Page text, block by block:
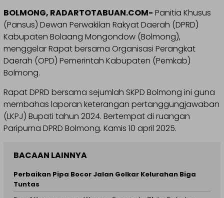
BOLMONG, RADARTOTABUAN.COM- Panitia Khusus
(Pansus) Dewan Perwakilan Rakyat Daerah (DPRD)
Kabupaten Bolaang Mongondow (Bolmong),
menggelar Rapat bersama Organisasi Perangkat
Daerah (OPD) Pemerintah Kabupaten (Pemkab)
Bolmong.
Rapat DPRD bersama sejumlah SKPD Bolmong ini guna
membahas laporan keterangan pertanggungjawaban
(LKPJ) Bupati tahun 2024. Bertempat di ruangan
Paripurna DPRD Bolmong. Kamis 10 april 2025.
BACAAN LAINNYA
Perbaikan Pipa Bocor Jalan Golkar Kelurahan Biga
Tuntas